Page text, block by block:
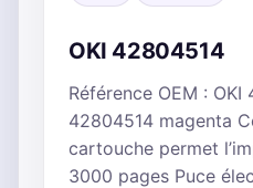
OKI 42804514
Référence OEM :
42804514 magenta
cartouche permet
3000 pages Puce